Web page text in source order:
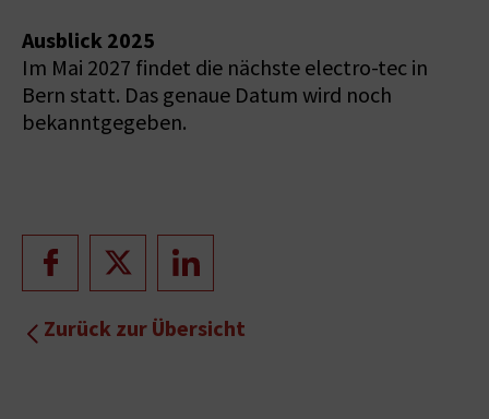
Ausblick 2025
Im Mai 2027 findet die nächste electro-tec in
Bern statt. Das genaue Datum wird noch
bekanntgegeben.
Zurück zur Übersicht